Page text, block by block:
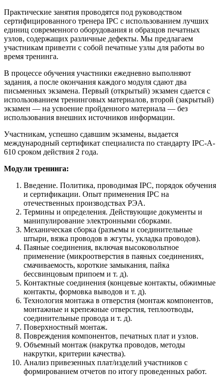
Практические занятия проводятся под руководством
сертифицированного тренера IPC с использованием лучших
единиц современного оборудования и образцов печатных
узлов, содержащих различные дефекты. Мы предлагаем
участникам привезти с собой печатные узлы для работы во
время тренинга.
В процессе обучения участники ежедневно выполняют
задания, а после окончания каждого модуля сдают два
письменных экзамена. Первый (открытый) экзамен сдается с
использованием тренинговых материалов, второй (закрытый)
экзамен — на усвоение пройденного материала — без
использования внешних источников информации.
Участникам, успешно сдавшим экзамены, выдается
международный сертификат специалиста по стандарту IPC-A-
610 сроком действия 2 года.
Модули тренинга:
Введение. Политика, проводимая IPC, порядок обучения
и сертификации. Опыт применения IPC на
отечественных производствах РЭА.
Термины и определения. Действующие документы и
манипулирование электронными сборками.
Механическая сборка (разъемы и соединительные
штыри, вязка проводов в жгуты, укладка проводов).
Паяные соединения, включая высоковольтное
применение (микроотверстия в паяных соединениях,
смачиваемость, короткие замыкания, пайка
бессвинцовым припоем и т. д).
Контактные соединения (концевые контакты, обжимные
контакты, формовка выводов и т. д).
Технология монтажа в отверстия (монтаж компонентов,
монтажные и крепежные отверстия, теплоотводы,
соединительные провода и т. д).
Поверхностный монтаж.
Повреждения компонентов, печатных плат и узлов.
Объемный монтаж (накрутка проводов, методы
накрутки, критерии качества).
Анализ привезенных плат/изделий участников с
формированием отчетов по итогу проведенных работ.